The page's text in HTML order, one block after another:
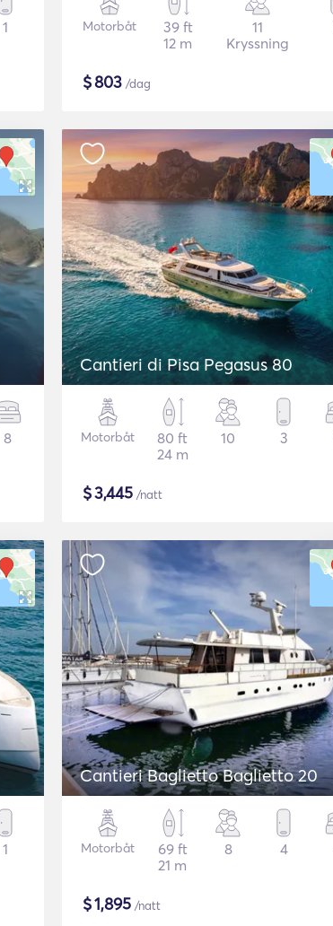
1 Motorbåt
39 ft
12 m
11
Kryssning
$803 /dag
8
Cantieri di Pisa Pegasus 80
Motorbåt
80 ft
24 m
10 3
$3,445 /natt
1
Cantieri Baglietto Baglietto 20
Motorbåt
69 ft
21 m
8 4
$1,895 /natt